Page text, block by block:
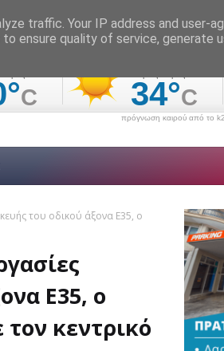
πρόγνωση καιρού από το
του οδικού άξονα Ε35, ο
Ε35, ο
κεντρικό
traffic. Your IP address and user-
ensure quality of service, generate